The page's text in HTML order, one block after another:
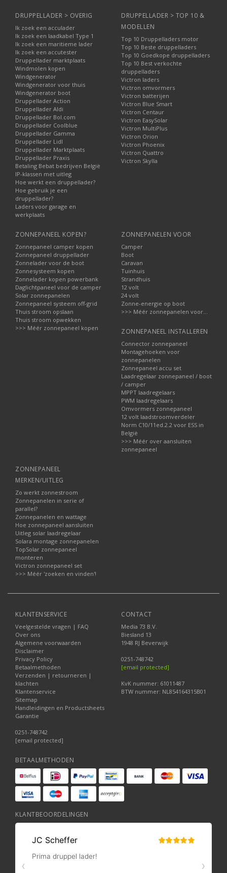
DRUPPELLADER > OVERIG
Ik zoek een acculader
Ik zoek een laadkabel Type 1
Ik zoek een maritieme lader
Ik zoek een accutester
Druppellader marktplaats
Windmolen kopen
Windgenerator
Windgenerator voor thuis
Windgenerator boot
Druppellader Action
Druppellader Aldi
Druppellader Bol.com
Druppellader Coolblue
Druppellader Gamma
Druppellader Lidl
Druppellader Marktplaats
Druppellader Praxis
Betaling Bebat bedrijven België
IP-klassen met uitleg
Hoe werkt een druppellader?
Hoe gebruik je een
druppellader?
Laders voor garage en
werkplaats
DRUPPELLADER > TOP 10 &
MODELLEN
Top 10 Druppelladers motor
Top 10 Beste druppelladers
Top 10 Goedkope druppelladers
Top 10 Best verkochte
druppelladers
Victron laders
Victron omvormers
Victron batterijen
Victron Blue Smart
Victron Centaur
Victron EasySolar
Victron MultiPlus
Victron Orion
Victron Phoenix
Victron Quattro
Victron Skylla
ZONNEPANEEL KOPEN?
Zonnepaneel camper kopen
Zonnepaneel druppellader
Zonnelader voor de boot
Zonnesysteem kopen
Zonnelader kopen powerbank
Daglichtpaneel voor de camper
Solar zonnepanelen
Zonnepaneel systeem off-grid
Thuis stroom opslaan
Thuis stroom opwekken
>>> Méér zonnepaneel kopen
ZONNEPANELEN VOOR
Camper
Boot
Caravan
Tuinhuis
Strandhuis
12 volt
24 volt
Zonne-energie op boot
>>> Méér zonnepanelen voor...
ZONNEPANEEL INSTALLEREN
Connector zonnepaneel
Montagehoeken voor
zonnepanelen
Zonnepaneel accu set
Laadregelaar zonnepaneel / boot
/ camper
MPPT laadregelaars
PWM laadregelaars
Omvormers zonnepaneel
12 volt laadstroomverdeler
Norm C10/11ed.2.2 voor ESS in
België
>>> Méér over aansluiten
zonnepaneel
ZONNEPANEEL
MERKEN/UITLEG
Zo werkt zonnestroom
Zonnepanelen in serie of
parallel?
Zonnepanelen en wattage
Hoe zonnepaneel aansluiten
Uitleg solar laadregelaar
Solara montage zonnepanelen
TopSolar zonnepaneel
monteren
Victron zonnepaneel set
>>> Méér 'zoeken en vinden'!
KLANTENSERVICE
Veelgestelde vragen | FAQ
Over ons
Algemene voorwaarden
Disclaimer
Privacy Policy
Betaalmethoden
Verzenden | retourneren |
klachten
Klantenservice
Sitemap
Handleidingen en Productsheets
Garantie
0251-748742
[email protected]
CONTACT
Media 73 B.V.
Biesland 13
1948 RJ Beverwijk
0251-748742
[email protected]
KvK nummer: 61011487
BTW nummer: NL854164315B01
BETAALMETHODEN
KLANTBEOORDELINGEN